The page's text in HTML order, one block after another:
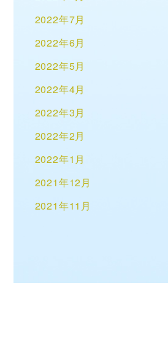
2022年7月
2022年6月
2022年5月
2022年4月
2022年3月
2022年2月
2022年1月
2021年12月
2021年11月